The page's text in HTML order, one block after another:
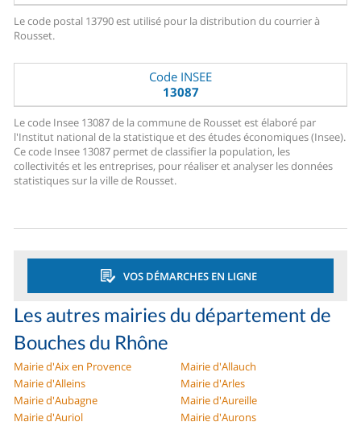
Le code postal 13790 est utilisé pour la distribution du courrier à
Rousset.
Code INSEE
13087
Le code Insee 13087 de la commune de Rousset est élaboré par
l'Institut national de la statistique et des études économiques (Insee).
Ce code Insee 13087 permet de classifier la population, les
collectivités et les entreprises, pour réaliser et analyser les données
statistiques sur la ville de Rousset.
VOS DÉMARCHES EN LIGNE
Les autres mairies du département de
Bouches du Rhône
Mairie d'Aix en Provence
Mairie d'Allauch
Mairie d'Alleins
Mairie d'Arles
Mairie d'Aubagne
Mairie d'Aureille
Mairie d'Auriol
Mairie d'Aurons